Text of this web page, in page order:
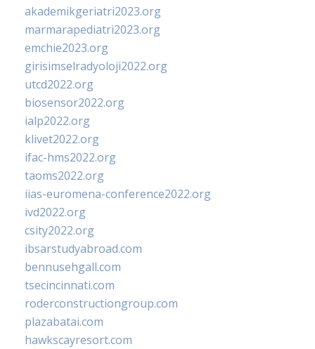
akademikgeriatri2023.org
marmarapediatri2023.org
emchie2023.org
girisimselradyoloji2022.org
utcd2022.org
biosensor2022.org
ialp2022.org
klivet2022.org
ifac-hms2022.org
taoms2022.org
iias-euromena-conference2022.org
ivd2022.org
csity2022.org
ibsarstudyabroad.com
bennusehgall.com
tsecincinnati.com
roderconstructiongroup.com
plazabatai.com
hawkscayresort.com